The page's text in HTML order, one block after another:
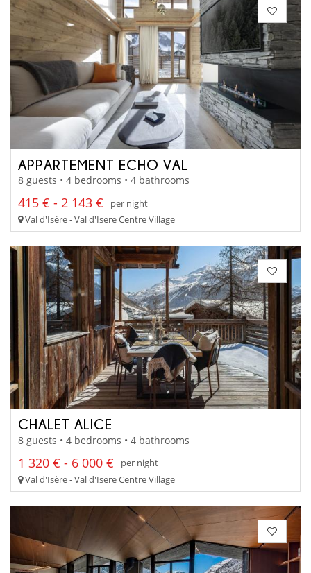
APPARTEMENT ECHO VAL
8 guests • 4 bedrooms • 4 bathrooms
415 € - 2 143 €
per night
Val d'Isère - Val d'Isere Centre Village
CHALET ALICE
8 guests • 4 bedrooms • 4 bathrooms
1 320 € - 6 000 €
per night
Val d'Isère - Val d'Isere Centre Village